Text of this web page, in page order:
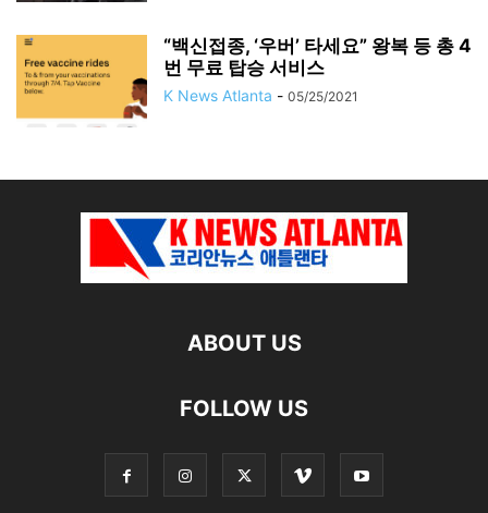
“백신접종, ‘우버’ 타세요” 왕복 등 총 4
번 무료 탑승 서비스
K News Atlanta - 05/25/2021
ABOUT US
FOLLOW US